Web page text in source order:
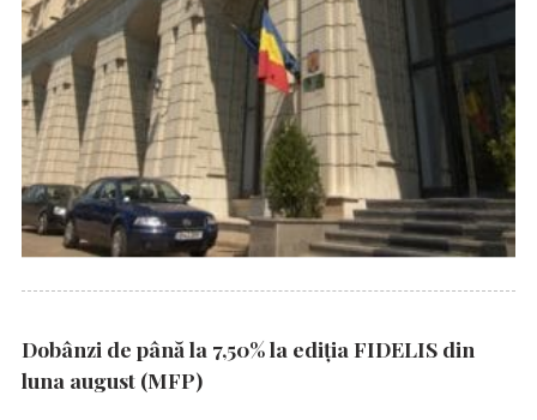
Dobânzi de până la 7,50% la ediția FIDELIS din
luna august (MFP)